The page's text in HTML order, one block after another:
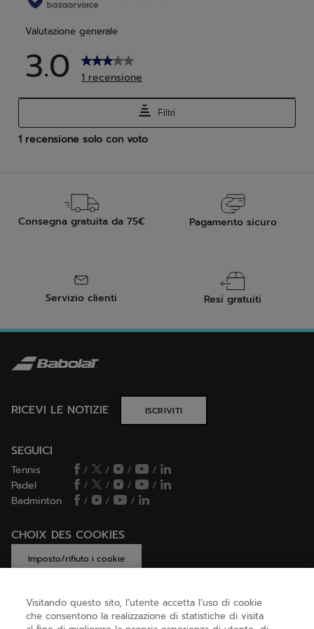
Consegna gratuita da 75€ Pagamento sicuro
Servizio clienti Resi gratuiti
RICEVI LE NOTIZIE ISCRIVITI
SEGUICI
Tennis / / /
/
Padel
/ / /
/
Badminton
/ / /
CHOIX DES COOKIES
Imposto/rifiuto i cookie
AIUTO
Visitando questo sito, l’utente accetta l’uso di cookie
che consentono la realizzazione di statistiche di visita